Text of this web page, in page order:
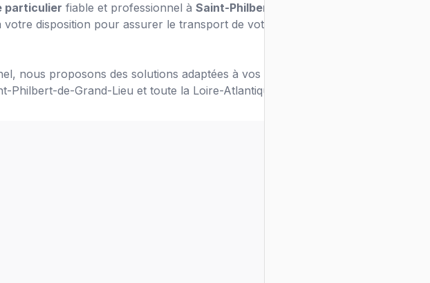
particulier fiable et professionnel à Saint-Philbert-de-Grand-Lieu
disposition pour assurer le transport de votre véhicule en
nous proposons des solutions adaptées à vos besoins de
Philbert-de-Grand-Lieu et toute la Loire-Atlantique.